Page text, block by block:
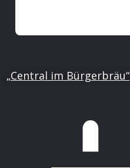
„Central im Bürgerbräu“